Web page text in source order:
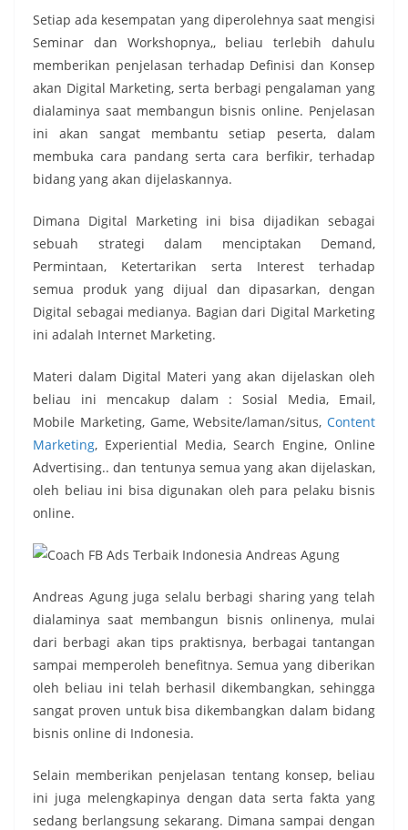
Setiap ada kesempatan yang diperolehnya saat mengisi
Seminar dan Workshopnya,, beliau terlebih dahulu
memberikan penjelasan terhadap Definisi dan Konsep
akan Digital Marketing, serta berbagi pengalaman yang
dialaminya saat membangun bisnis online. Penjelasan
ini akan sangat membantu setiap peserta, dalam
membuka cara pandang serta cara berfikir, terhadap
bidang yang akan dijelaskannya.
Dimana Digital Marketing ini bisa dijadikan sebagai
sebuah strategi dalam menciptakan Demand,
Permintaan, Ketertarikan serta Interest terhadap
semua produk yang dijual dan dipasarkan, dengan
Digital sebagai medianya. Bagian dari Digital Marketing
ini adalah Internet Marketing.
Materi dalam Digital Materi yang akan dijelaskan oleh
beliau ini mencakup dalam : Sosial Media, Email,
Mobile Marketing, Game, Website/laman/situs, Content
Marketing, Experiential Media, Search Engine, Online
Advertising.. dan tentunya semua yang akan dijelaskan,
oleh beliau ini bisa digunakan oleh para pelaku bisnis
online.
Andreas Agung juga selalu berbagi sharing yang telah
dialaminya saat membangun bisnis onlinenya, mulai
dari berbagi akan tips praktisnya, berbagai tantangan
sampai memperoleh benefitnya. Semua yang diberikan
oleh beliau ini telah berhasil dikembangkan, sehingga
sangat proven untuk bisa dikembangkan dalam bidang
bisnis online di Indonesia.
Selain memberikan penjelasan tentang konsep, beliau
ini juga melengkapinya dengan data serta fakta yang
sedang berlangsung sekarang. Dimana sampai dengan